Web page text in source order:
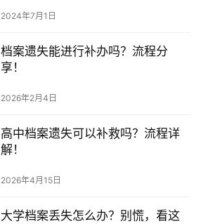
2024年7月1日
档案遗失能进行补办吗？流程分
享！
2026年2月4日
高中档案遗失可以补救吗？流程详
解！
2026年4月15日
大学档案丢失怎么办？别慌，看这